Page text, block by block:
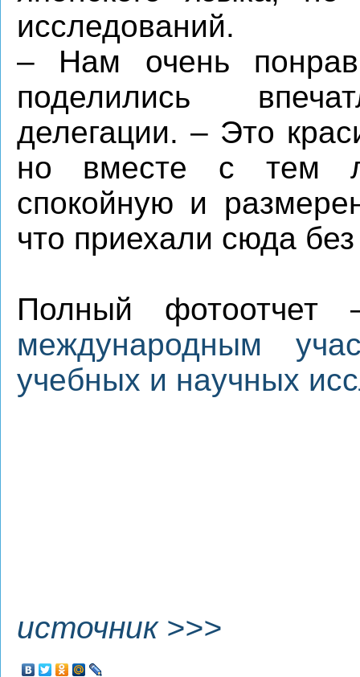
исследований.
– Нам очень
поделились
делегации. – Это
но вместе с тем
спокойную и
что приехали сюда
Полный
международным
учебных и научных
источник >>>